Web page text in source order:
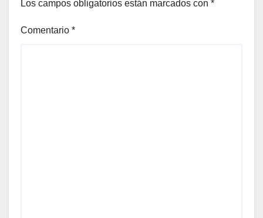
Los campos obligatorios están marcados con *
Comentario *